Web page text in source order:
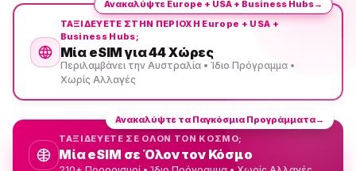
ΤΑΞΙΔΕΥΕΤΕ ΣΤΗΝ ΠΕΡΙΟΧΗ Europe + USA +
Business Hubs;
Μία eSIM για 44 Χώρες
Περιλαμβάνει την Αυστραλία • Ίδιο Πρόγραμμα •
Χωρίς Αλλαγές
Ανακαλύψτε Europe + USA + Business Hubs→
ΤΑΞΙΔΕΥΕΤΕ ΣΕ ΟΛΟΝ ΤΟΝ ΚΟΣΜΟ;
Μία eSIM σε Όλον τον Κόσμο
Ανακαλύψτε τα Παγκόσμια Προγράμματα→